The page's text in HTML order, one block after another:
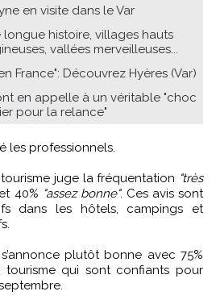
en visite dans le Var
longue histoire, villages hauts
vallées merveilleuses...
France": Découvrez Hyères (Var)
en appelle à un véritable "choc
pour la relance"
les professionnels.
juge la fréquentation "très
40% "assez bonne". Ces avis sont
dans les hôtels, campings et
s’annonce plutôt bonne avec 75%
tourisme qui sont confiants pour